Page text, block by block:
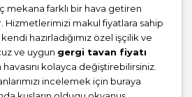
mekana farklı bir hava getiren
Hizmetlerimizi makul fiyatlara sahip
hazırladığımız özel işçilik ve
ve uygun gergi tavan fiyatı
havasını kolayca değiştirebilirsiniz.
incelemek için buraya